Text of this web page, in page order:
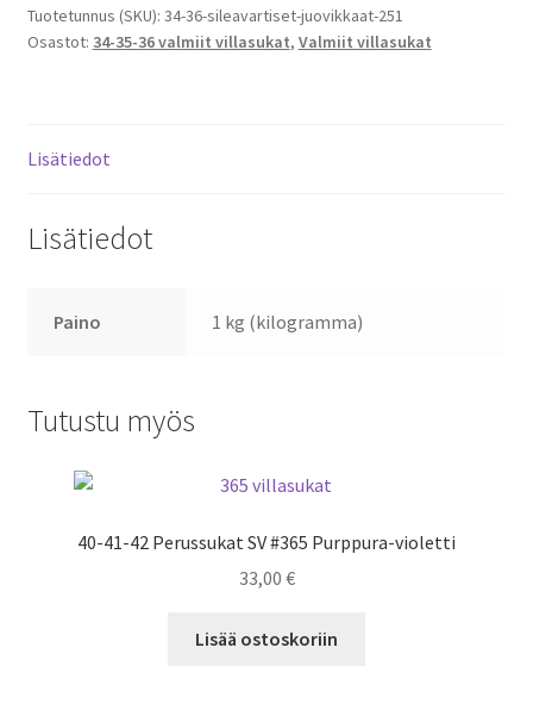
laivasto-
oranssi
Tuotetunnus (SKU): 34-36-sileavartiset-juovikkaat-251
Osastot: 34-35-36 valmiit villasukat, Valmiit villasukat
Lisätiedot
Lisätiedot
Paino 1 kg (kilogramma)
Tutustu myös
40-41-42 Perussukat SV #365 Purppura-violetti
33,00 €
Lisää ostoskoriin